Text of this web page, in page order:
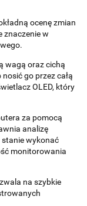
ocenę zmian
znaczenie w
wagą oraz cichą
go przez całą
OLED, który
za pomocą
analizę
wykonać
monitorowania
na szybkie